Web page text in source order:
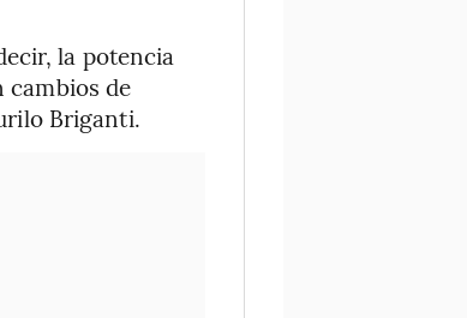
la potencia
cambios de
Briganti.